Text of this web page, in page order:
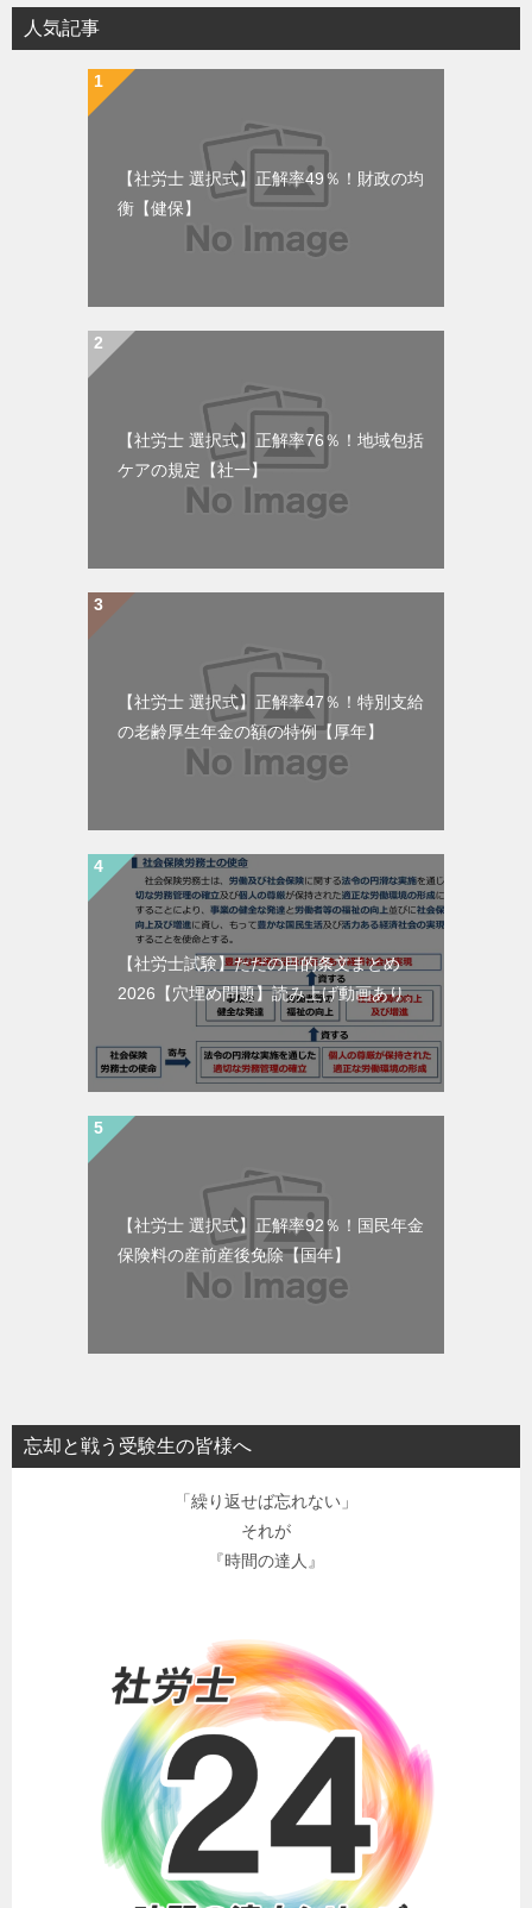
人気記事
【社労士 選択式】正解率49％！財政の均
衡【健保】
【社労士 選択式】正解率76％！地域包括
ケアの規定【社一】
【社労士 選択式】正解率47％！特別支給
の老齢厚生年金の額の特例【厚年】
【社労士試験】ただの目的条文まとめ
2026【穴埋め問題】読み上げ動画あり。
【社労士 選択式】正解率92％！国民年金
保険料の産前産後免除【国年】
忘却と戦う受験生の皆様へ
「繰り返せば忘れない」
それが
『時間の達人』